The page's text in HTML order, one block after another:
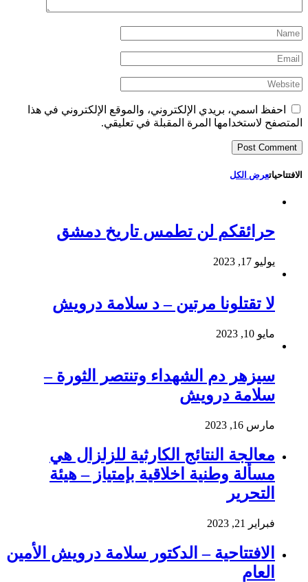
احفظ اسمي، بريدي الإلكتروني، والموقع الإلكتروني في هذا
المتصفح لاستخدامها المرة المقبلة في تعليقي.
الافتتاحياتعرض الكل
حرائقكم لن تطمس تاريخ دمشق
يوليو 17, 2023
لا تقتلونا مرتين – د سلامة درويش
مايو 10, 2023
سيزهر دم الشهداء وتنتصر الثورة –
سلامة درويش
مارس 16, 2023
معالجة النتائج الكارثية للزلزال هي
مسألة وطنية اخلاقية بإمتياز – هيئة
التحرير
فبراير 21, 2023
الافتتاحية – الدكتور سلامة درويش الأمين
العام